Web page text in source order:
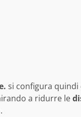
si configura
a ridurre le
.